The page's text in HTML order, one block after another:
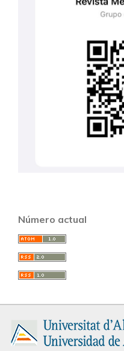
Número actual